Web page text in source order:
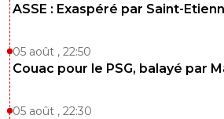
ASSE : Exaspéré par Saint-
05 août , 22:50
Couac pour le PSG, balayé par
05 août , 22:30